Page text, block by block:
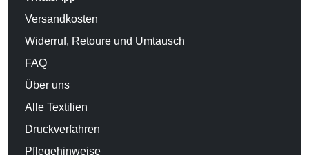
Versandkosten
Widerruf, Retoure und Umtausch
FAQ
Über uns
Alle Textilien
Druckverfahren
Pflegehinweise